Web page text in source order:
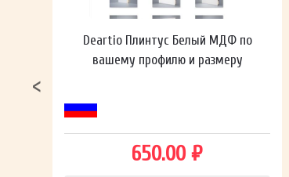
Deartio Плинтус Белый МДФ по
вашему профилю и размеру
650.00 ₽